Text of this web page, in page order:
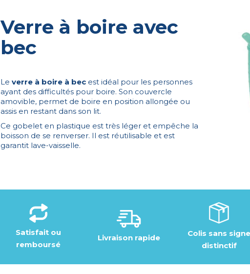
Verre à boire avec
bec
Le verre à boire à bec est idéal pour les personnes
ayant des difficultés pour boire. Son couvercle
amovible, permet de boire en position allongée ou
assis en restant dans son lit.
Ce gobelet en plastique est très léger et empêche la
boisson de se renverser. Il est réutilisable et est
garantit lave-vaisselle.
Satisfait ou
remboursé
Livraison rapide
Colis sans signe
distinctif